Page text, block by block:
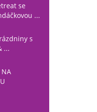
se
...
s
...
NA